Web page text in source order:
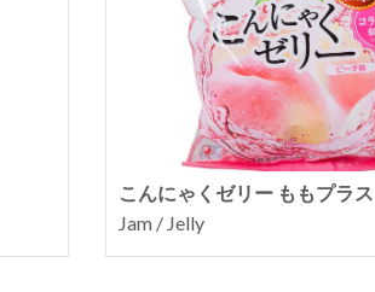
こんにゃくゼリー ももプラス
Jam / Jelly